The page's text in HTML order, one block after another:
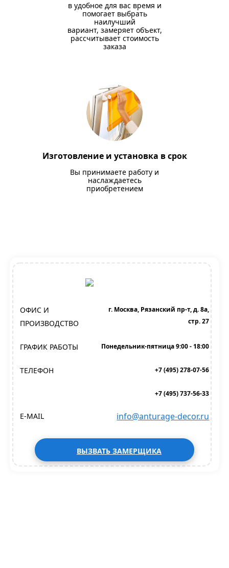
в удобное для вас время и
помогает выбрать
наилучший
вариант, замеряет объект,
рассчитывает стоимость
заказа
Изготовление и установка в срок
Вы принимаете работу и
наслаждаетесь
приобретением
ОФИС И
ПРОИЗВОДСТВО
г. Москва, Рязанский пр-т, д. 8а,
стр. 27
ГРАФИК РАБОТЫ Понедельник-пятница 9:00 - 18:00
ТЕЛЕФОН +7 (495) 278-07-56
+7 (495) 737-56-33
E-MAIL info@anturage-decor.ru
ВЫЗВАТЬ ЗАМЕРЩИКА